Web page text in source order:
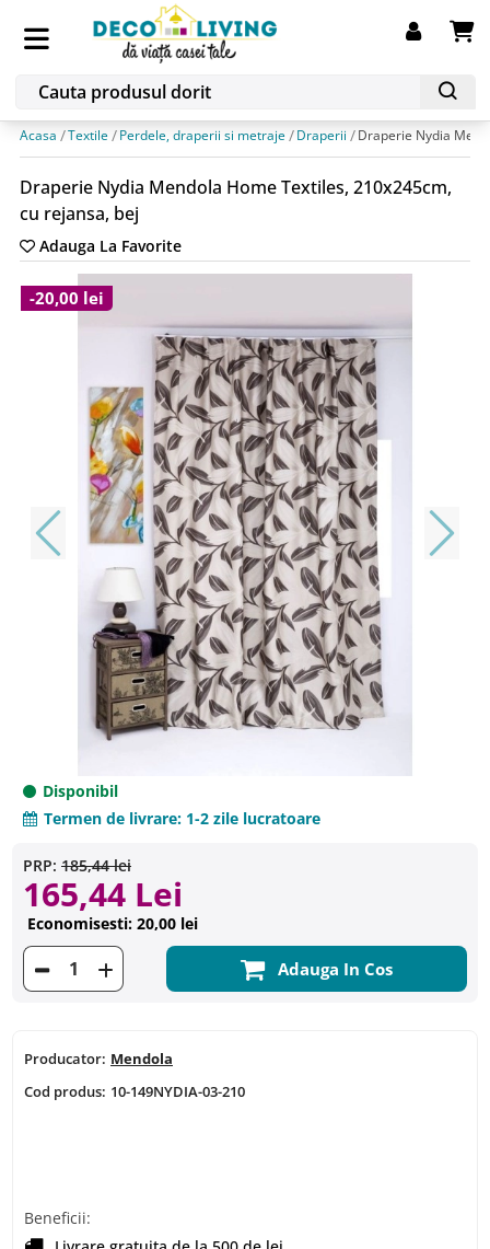
Acasa Textile Perdele, draperii si metraje Draperii Draperie Nydia
Draperie Nydia Mendola Home Textiles, 210x245cm,
cu rejansa, bej
Adauga La Favorite
-20,00 lei
Producator: Mendola
Cod produs: 10-149NYDIA-03-210
Beneficii:
Disponibil
Termen de livrare: 1-2 zile lucratoare
PRP: 185,44 lei
165,44 Lei
Economisesti: 20,00 lei
Adauga In Cos